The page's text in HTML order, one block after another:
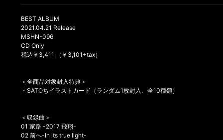
BEST ALBUM
2021.04.21 Release
MSHN-096
CD Only
税込￥3,411 （￥3,101+tax）
＜全商品対象封入特典＞
・SATOちイラストカード（ランダム1枚封入、全10種類）
＜収録曲＞
01 家路 -2017 飛翔-
02 前へ-In its true light-